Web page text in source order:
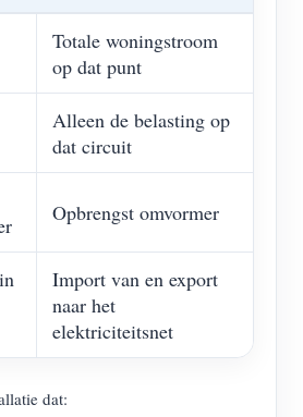
Totale woningstroom
op dat punt
Alleen de belasting op
dat circuit
Opbrengst omvormer
Import van en export
naar het
elektriciteitsnet
dat: